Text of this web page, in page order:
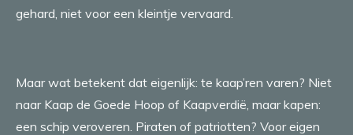
gehard, niet voor een kleintje vervaard.
Maar wat betekent dat eigenlijk: te kaap’ren varen? Niet
naar Kaap de Goede Hoop of Kaapverdië, maar kapen:
een schip veroveren. Piraten of patriotten? Voor eigen